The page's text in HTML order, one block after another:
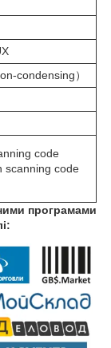
condensing）
code
scanning code
програмами